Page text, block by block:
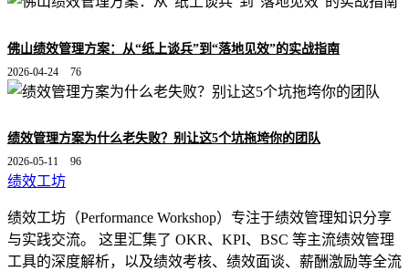
佛山绩效管理方案：从“纸上谈兵”到“落地见效”的实战指南
2026-04-24 76
绩效管理方案为什么老失败？别让这5个坑拖垮你的团队
2026-05-11 96
绩效工坊
绩效工坊（Performance Workshop）专注于绩效管理知识分享
与实践交流。 这里汇集了 OKR、KPI、BSC 等主流绩效管理
工具的深度解析，以及绩效考核、绩效面谈、薪酬激励等全流